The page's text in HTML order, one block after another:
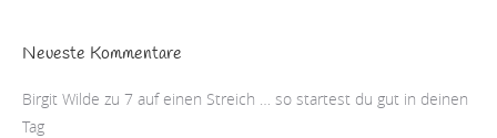
Neueste Kommentare
Birgit Wilde zu 7 auf einen Streich … so startest du gut in deinen
Tag